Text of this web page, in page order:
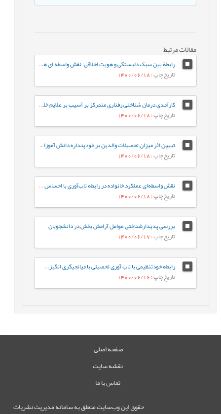
مقالات مرتبط
رابطۀ بين سبک دلبستگی و هويت اخلاقی: نقش واسطه ای همدلی
تاریخ چاپ: 1400/06/18
کارآمدی درمان شناختی رفتاری متمرکز بر آسيب بر علايم خلقی و جسمی کودکان دارای سابقۀ آسيب بين فردی
تاریخ چاپ: 1400/06/18
تبيين اثر ميزان تحصيلات والدين بر خودپنداره دانش آموزان مقطع متوسطه براساس نقش ميانجي گر کيفيت رابطه والد-فرزند
تاریخ چاپ: 1400/06/18
نقش واسطه‌ای عملکرد خانواده در رابطه تاب‌آوری با احساس حقارت
تاریخ چاپ: 1400/06/18
بررسی پديدارشناختی عوامل آرامش بخش در دانشجويان
تاریخ چاپ: 1400/06/17
رابطه خودتنظیمی با تاب آوری تحصیلی با میانجیگری انگیزش خودمختار
تاریخ چاپ: 1400/06/16
صفحه اصلی
نقشه سایت
تماس با ما
حقوق این وب‌سایت متعلق به سامانه مدیریت نشریات